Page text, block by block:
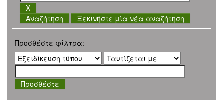
Ξεκινήστε μία νέα αναζήτηση
Προσθέστε φίλτρα: